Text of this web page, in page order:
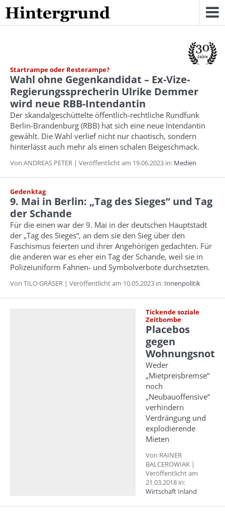
Skip
to
content
Startrampe oder Resterampe?
Wahl ohne Gegenkandidat – Ex-Vize-
Regierungssprecherin Ulrike Demmer
wird neue RBB-Intendantin
Der skandalgeschüttelte öffentlich-rechtliche Rundfunk
Berlin-Brandenburg (RBB) hat sich eine neue Intendantin
gewählt. Die Wahl verlief nicht nur chaotisch, sondern
hinterlässt auch mehr als einen schalen Beigeschmack.
Von ANDREAS PETER | Veröffentlicht am 19.06.2023 in: Medien
Gedenktag
9. Mai in Berlin: „Tag des Sieges“ und Tag
der Schande
Für die einen war der 9. Mai in der deutschen Hauptstadt
der „Tag des Sieges“, an dem sie den Sieg über den
Faschismus feierten und ihrer Angehörigen gedachten. Für
die anderen war es eher ein Tag der Schande, weil sie in
Polizeiuniform Fahnen- und Symbolverbote durchsetzten.
Von TILO GRÄSER | Veröffentlicht am 10.05.2023 in: Innenpolitik
Tickende soziale
Zeitbombe
Placebos
gegen
Wohnungsnot
Weder
„Mietpreisbremse“
noch
„Neubauoffensive“
verhindern
Verdrängung und
explodierende
Mieten
Von RAINER
BALCEROWIAK |
Veröffentlicht am
21.03.2018 in:
Wirtschaft Inland